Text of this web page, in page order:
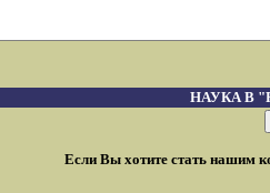
НАУКА В
Если Вы хотите стать нашим